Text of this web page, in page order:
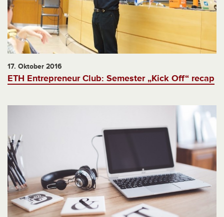
17. Oktober 2016
ETH Entrepreneur Club: Semester „Kick Off“ recap